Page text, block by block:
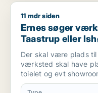
Ernes søger værksted
11 mdr siden
Ernes søger
Taastrup eller
Der skal være plads
værksted skal have
toielet og evt